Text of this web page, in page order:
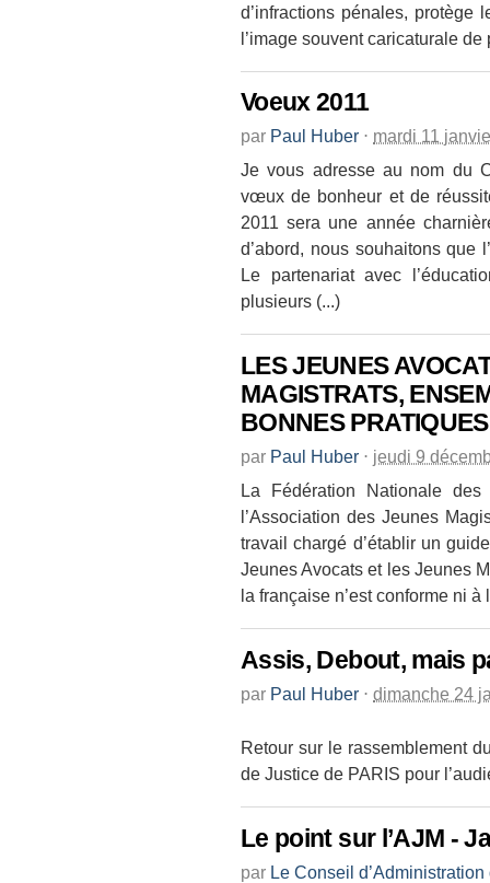
d’infractions pénales, protège
l’image souvent caricaturale
Voeux 2011
par Paul Huber ⋅ mardi 11
Je vous adresse au nom du
vœux de bonheur et de
2011 sera une année
d’abord, nous souhaitons que
Le partenariat avec
plusieurs (...)
LES JEUNES
MAGISTRATS,
BONNES
par Paul Huber ⋅ jeudi 9
La Fédération Nationale
l’Association des Jeunes
travail chargé d’établir un
Jeunes Avocats et les Jeunes
la française n’est conforme ni
Assis, Debout, mais
par Paul Huber ⋅ dimanche 24
Retour sur le rassemblement
de Justice de PARIS pour
Le point sur l’AJM -
par Le Conseil d’Administration